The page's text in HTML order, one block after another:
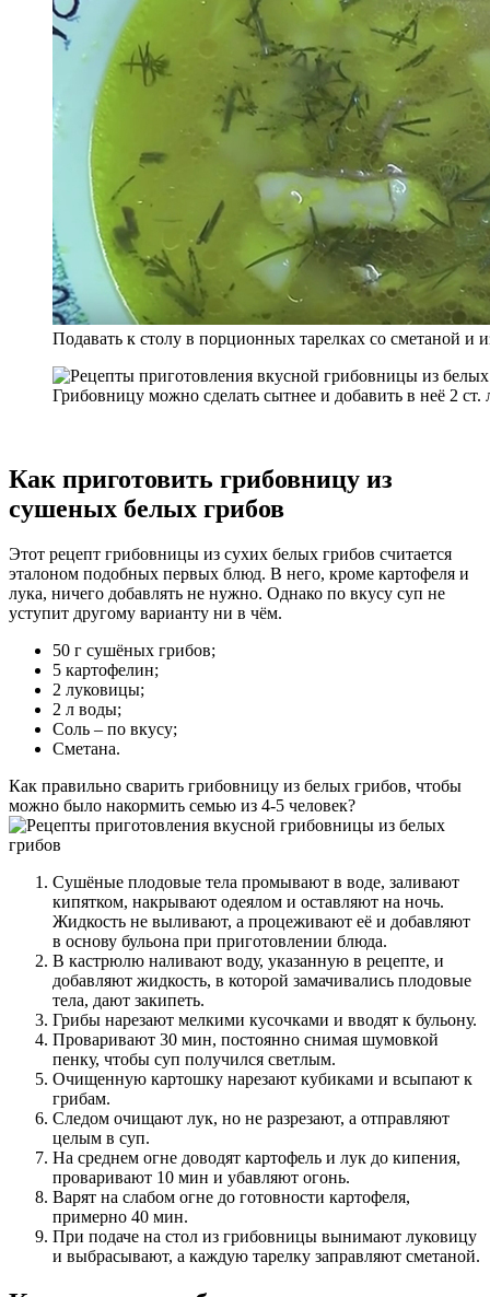
Подавать к столу в порционных тарелках со сметаной и
Грибовницу можно сделать сытнее и добавить в неё 2
Как приготовить грибовницу из
сушеных белых грибов
Этот рецепт грибовницы из сухих белых грибов считается
эталоном подобных первых блюд. В него, кроме картофеля и
лука, ничего добавлять не нужно. Однако по вкусу суп не
уступит другому варианту ни в чём.
50 г сушёных грибов;
5 картофелин;
2 луковицы;
2 л воды;
Соль – по вкусу;
Сметана.
Как правильно сварить грибовницу из белых грибов, чтобы
можно было накормить семью из 4-5 человек?
Сушёные плодовые тела промывают в воде, заливают
кипятком, накрывают одеялом и оставляют на ночь.
Жидкость не выливают, а процеживают её и добавляют
в основу бульона при приготовлении блюда.
В кастрюлю наливают воду, указанную в рецепте, и
добавляют жидкость, в которой замачивались плодовые
тела, дают закипеть.
Грибы нарезают мелкими кусочками и вводят к бульону.
Проваривают 30 мин, постоянно снимая шумовкой
пенку, чтобы суп получился светлым.
Очищенную картошку нарезают кубиками и всыпают к
грибам.
Следом очищают лук, но не разрезают, а отправляют
целым в суп.
На среднем огне доводят картофель и лук до кипения,
проваривают 10 мин и убавляют огонь.
Варят на слабом огне до готовности картофеля,
примерно 40 мин.
При подаче на стол из грибовницы вынимают луковицу
и выбрасывают, а каждую тарелку заправляют сметаной.